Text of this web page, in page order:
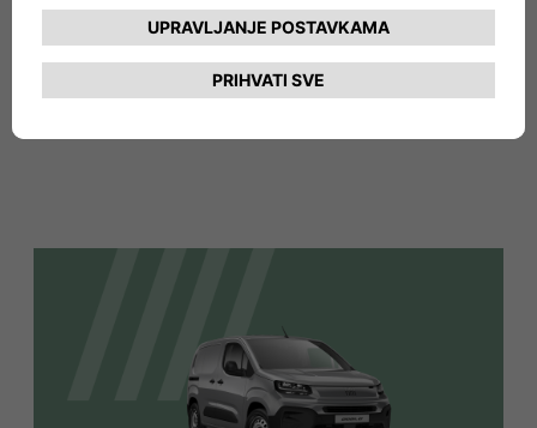
Istražite sve dimenzije i tehničke podatke novog modela
Doblò i otkrijte koliko tereta možete prevesti!